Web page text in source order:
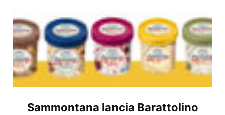
Sammontana lancia Barattolino